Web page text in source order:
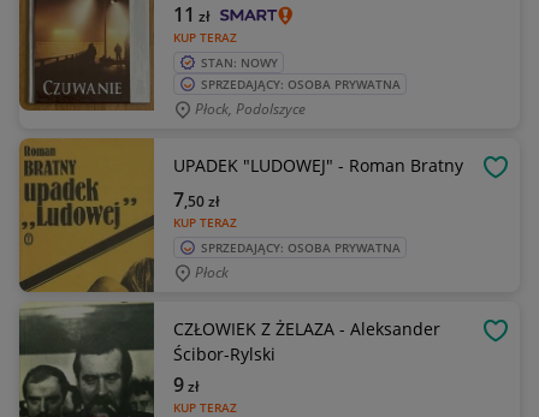
KUP TERAZ
11 zł
STAN: NOWY
SPRZEDAJĄCY: OSOBA PRYWATNA
Płock, Podolszyce
UPADEK "LUDOWEJ" - Roman Bratny
KUP TERAZ
7,50zł
SPRZEDAJĄCY: OSOBA PRYWATNA
Płock
CZŁOWIEK Z ŻELAZA - Aleksander
Ścibor-Rylski
KUP TERAZ
9zł